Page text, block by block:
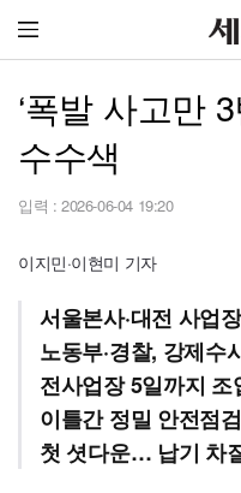
‘폭발 사고만
수수색
입력 : 2026-06-04 19:20
이지민·이현미 기자
서울본사·대전 사업
노동부·경찰, 강제수
전사업장 5일까지 조
이틀간 정밀 안전점
첫 셧다운… 납기 차